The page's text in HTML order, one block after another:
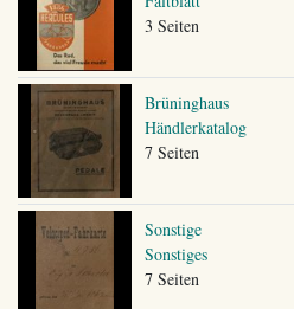
3 Seiten
Brüninghaus
Händlerkatalog
7 Seiten
Sonstige
Sonstiges
7 Seiten